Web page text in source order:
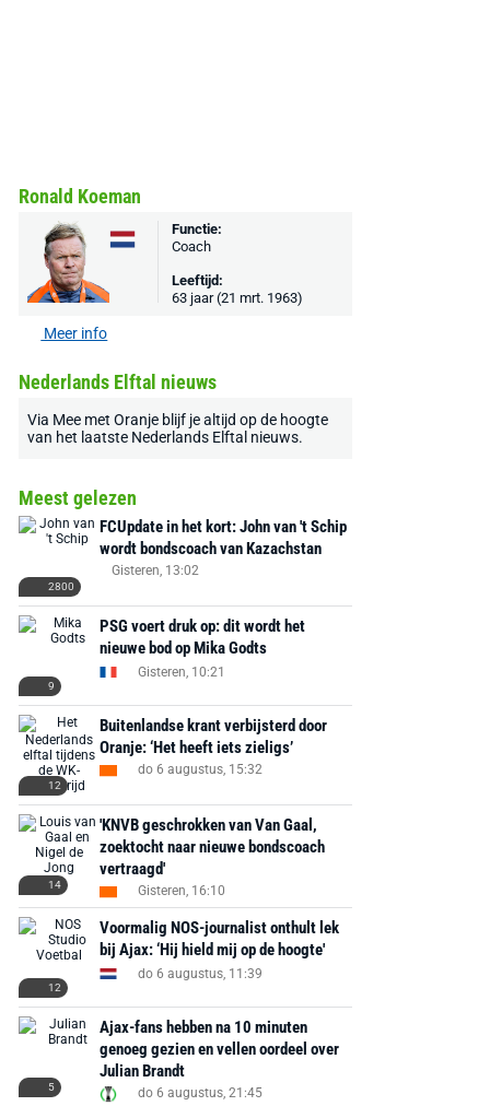
MediaMarkt
AANBIEDING -40%
Adidas
Ronald Koeman
Functie:
Coach
Leeftijd:
63 jaar (21 mrt. 1963)
Meer info
Nederlands Elftal nieuws
Via Mee met Oranjeblijf je altijd op de hoogte
van het laatste Nederlands Elftal nieuws.
Meest gelezen
2800
FCUpdate in het kort: John van 't Schip
wordt bondscoach van Kazachstan
Gisteren, 13:02
9
PSG voert druk op: dit wordt het
nieuwe bod op Mika Godts
Gisteren, 10:21
12
Buitenlandse krant verbijsterd door
Oranje: ‘Het heeft iets zieligs’
do 6 augustus, 15:32
14
'KNVB geschrokken van Van Gaal,
zoektocht naar nieuwe bondscoach
vertraagd'
Gisteren, 16:10
12
Voormalig NOS-journalist onthult lek
bij Ajax: ‘Hij hield mij op de hoogte'
do 6 augustus, 11:39
5
Ajax-fans hebben na 10 minuten
genoeg gezien en vellen oordeel over
Julian Brandt
do 6 augustus, 21:45